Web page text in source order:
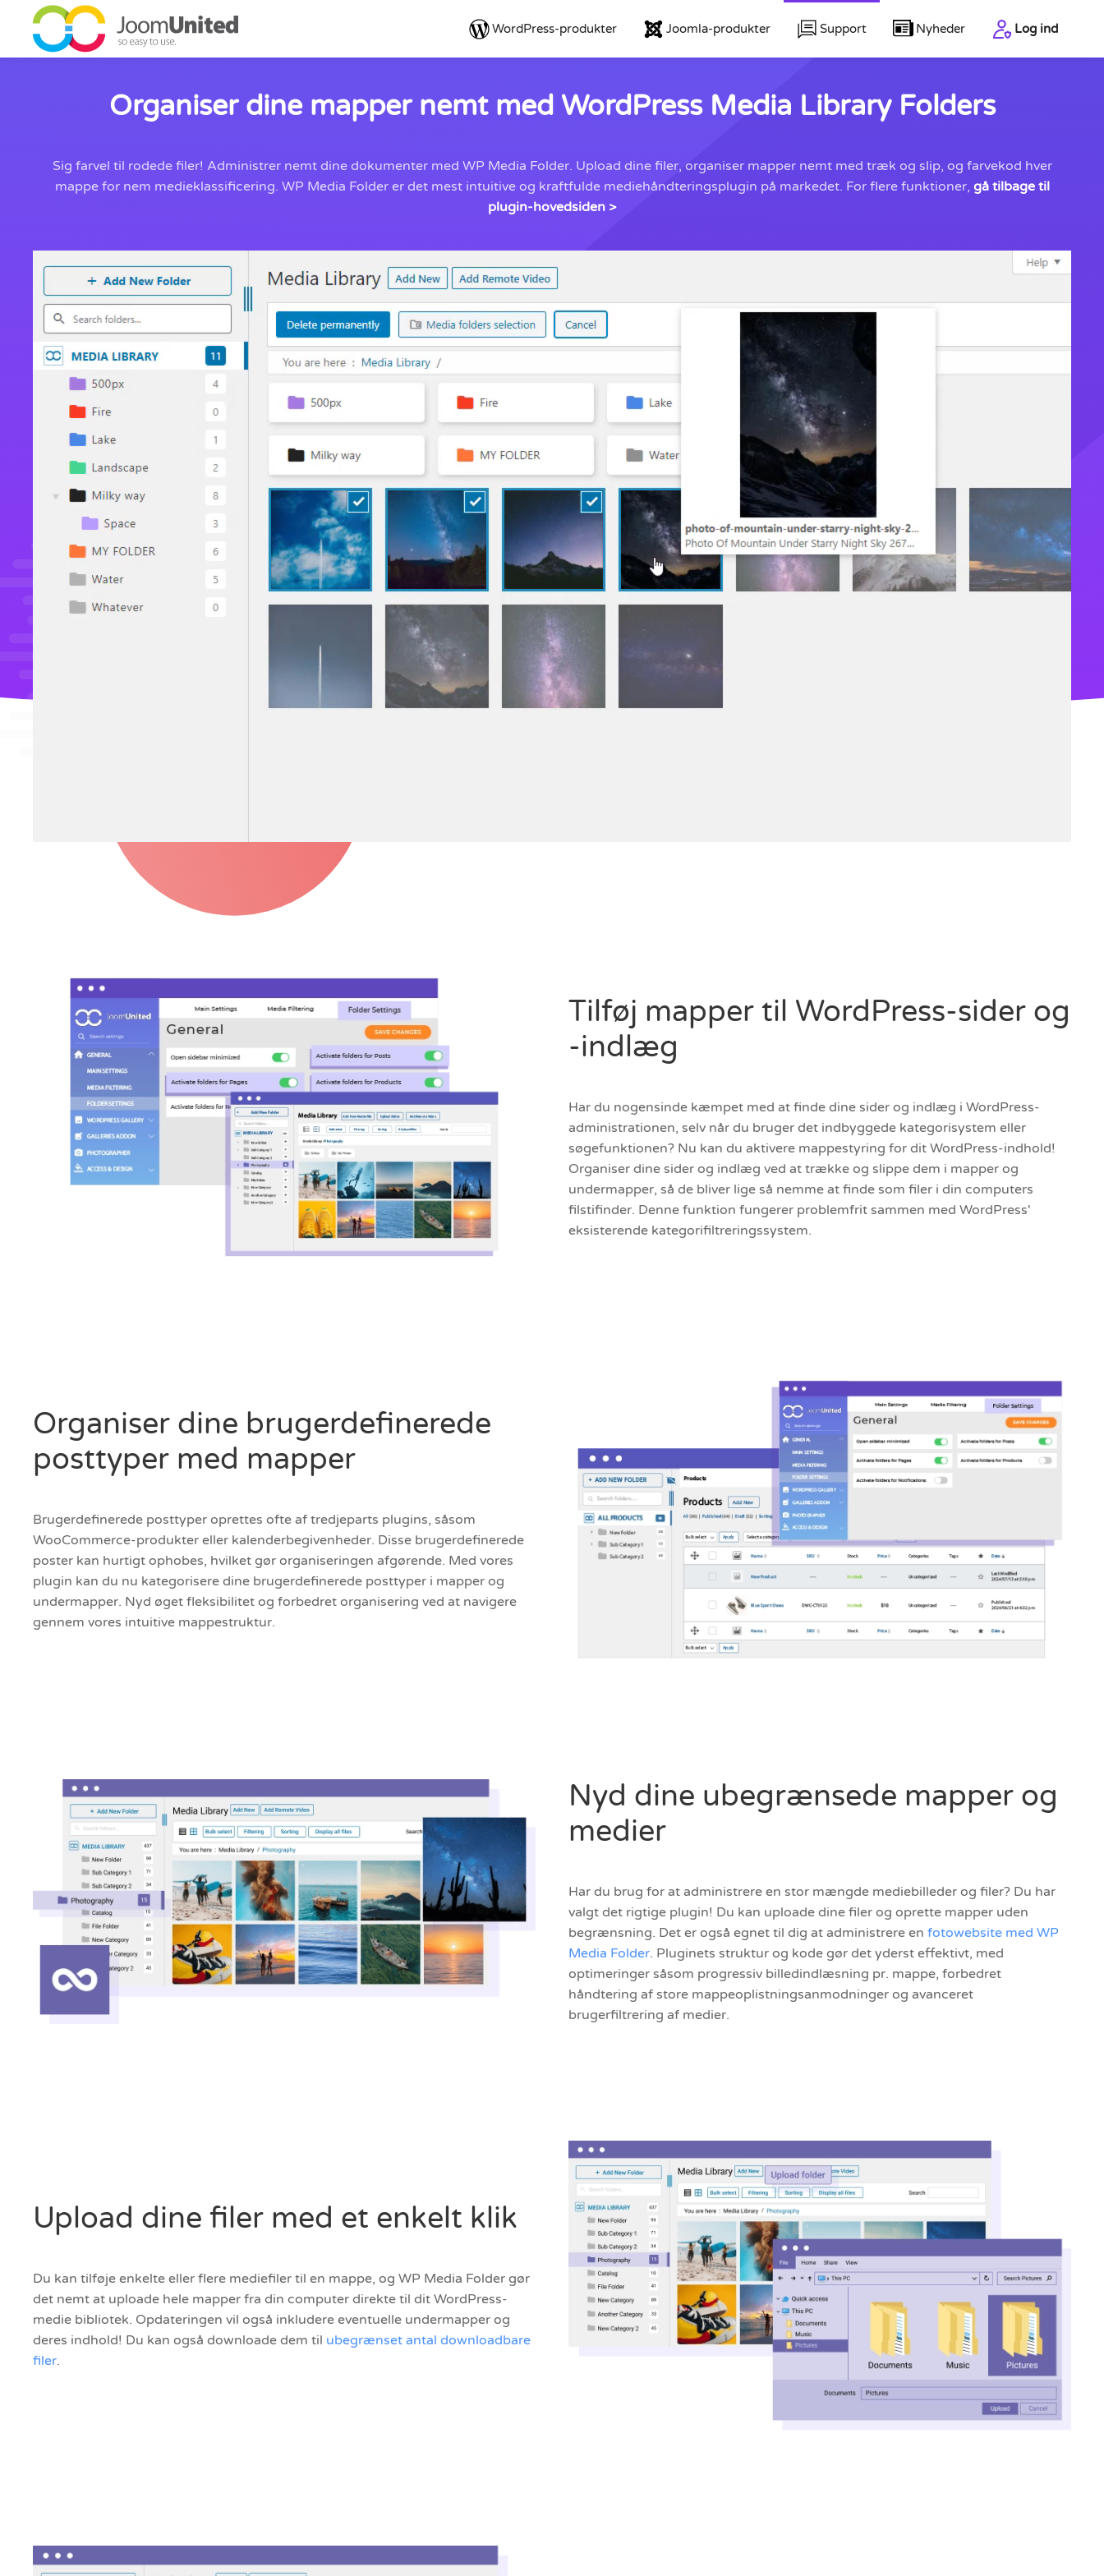
Gå til hovedindhold
WordPress-produkter Joomla-produkter Support Nyheder Log ind
Organiser dine mapper nemt med WordPress Media Library Folders
Sig farvel til rodede filer! Administrer nemt dine dokumenter med WP Media Folder. Upload dine filer, organiser mapper nemt med træk og slip, og farvekod hver
mappe for nem medieklassificering. WP Media Folder er det mest intuitive og kraftfulde mediehåndteringsplugin på markedet. For flere funktioner, gå tilbage til
plugin-hovedsiden >
Tilføj mapper til WordPress-sider og
-indlæg
Har du nogensinde kæmpet med at finde dine sider og indlæg i WordPress-
administrationen, selv når du bruger det indbyggede kategorisystem eller
søgefunktionen? Nu kan du aktivere mappestyring for dit WordPress-indhold!
Organiser dine sider og indlæg ved at trække og slippe dem i mapper og
undermapper, så de bliver lige så nemme at finde som filer i din computers
filstifinder. Denne funktion fungerer problemfrit sammen med WordPress'
eksisterende kategorifiltreringssystem.
Organiser dine brugerdefinerede
posttyper med mapper
Brugerdefinerede posttyper oprettes ofte af tredjeparts plugins, såsom
WooCommerce-produkter eller kalenderbegivenheder. Disse brugerdefinerede
poster kan hurtigt ophobes, hvilket gør organiseringen afgørende. Med vores
plugin kan du nu kategorisere dine brugerdefinerede posttyper i mapper og
undermapper. Nyd øget fleksibilitet og forbedret organisering ved at navigere
gennem vores intuitive mappestruktur.
Nyd dine ubegrænsede mapper og
medier
Har du brug for at administrere en stor mængde mediebilleder og filer? Du har
valgt det rigtige plugin! Du kan uploade dine filer og oprette mapper uden
begrænsning. Det er også egnet til dig at administrere en fotowebsite med WP
Media Folder. Pluginets struktur og kode gør det yderst effektivt, med
optimeringer såsom progressiv billedindlæsning pr. mappe, forbedret
håndtering af store mappeoplistningsanmodninger og avanceret
brugerfiltrering af medier.
Upload dine filer med et enkelt klik
Du kan tilføje enkelte eller flere mediefiler til en mappe, og WP Media Folder gør
det nemt at uploade hele mapper fra din computer direkte til dit WordPress-
medie bibliotek. Opdateringen vil også inkludere eventuelle undermapper og
deres indhold! Du kan også downloade dem til ubegrænset antal downloadbare
filer.